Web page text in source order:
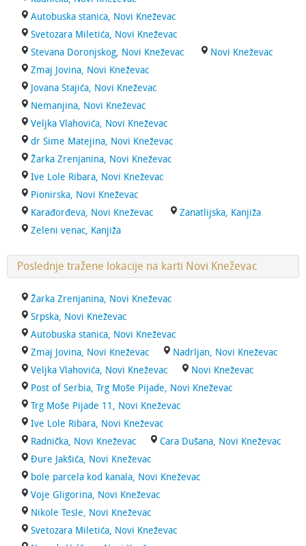
Autobuska stanica, Novi Kneževac
Svetozara Miletića, Novi Kneževac
Stevana Doronjskog, Novi Kneževac
Novi Kneževac
Zmaj Jovina, Novi Kneževac
Jovana Stajića, Novi Kneževac
Nemanjina, Novi Kneževac
Veljka Vlahovića, Novi Kneževac
dr Sime Matejina, Novi Kneževac
Žarka Zrenjanina, Novi Kneževac
Ive Lole Ribara, Novi Kneževac
Pionirska, Novi Kneževac
Karađorđeva, Novi Kneževac
Zanatlijska, Kanjiža
Zeleni venac, Kanjiža
Poslednje tražene lokacije na karti Novi Kneževac
Žarka Zrenjanina, Novi Kneževac
Srpska, Novi Kneževac
Autobuska stanica, Novi Kneževac
Zmaj Jovina, Novi Kneževac
Nadrljan, Novi Kneževac
Veljka Vlahovića, Novi Kneževac
Novi Kneževac
Post of Serbia, Trg Moše Pijade, Novi Kneževac
Trg Moše Pijade 11, Novi Kneževac
Ive Lole Ribara, Novi Kneževac
Radnička, Novi Kneževac
Cara Dušana, Novi Kneževac
Đure Jakšića, Novi Kneževac
bole parcela kod kanala, Novi Kneževac
Voje Gligorina, Novi Kneževac
Nikole Tesle, Novi Kneževac
Svetozara Miletića, Novi Kneževac